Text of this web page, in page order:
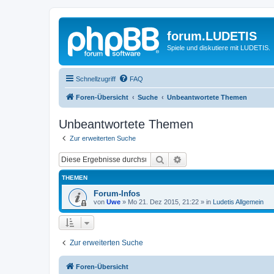
forum.LUDETIS
Spiele und diskutiere mit LUDETIS.
Schnellzugriff FAQ
Foren-Übersicht Suche Unbeantwortete Themen
Unbeantwortete Themen
Zur erweiterten Suche
Suche
THEMEN
Forum-Infos
von Uwe » Mo 21. Dez 2015, 21:22 » in Ludetis Allgemein
Zur erweiterten Suche
Foren-Übersicht